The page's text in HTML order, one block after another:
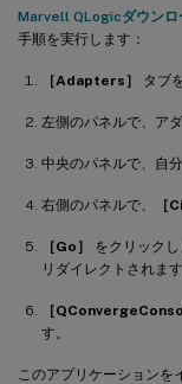
Marvell QLogicダウンロ
手順を実行します：
［Adapters］ タブ
左側のパネルで、ア
中央のパネルで、自
右側のパネルで、 ［
［Go］
をクリック
リダイレクトされます
［
す。
このアプリケーションを